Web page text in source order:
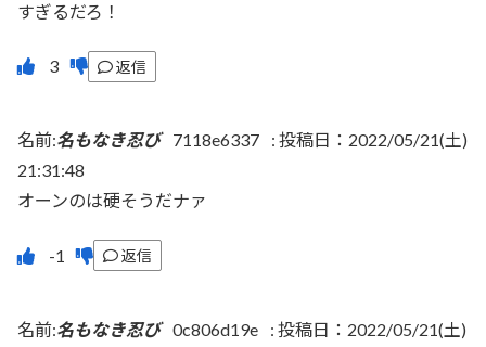
すぎるだろ！
返信
名前:名もなき忍び 7118e6337 : 投稿日：2022/05/21(土)
21:31:48
オーンのは硬そうだナァ
返信
名前:名もなき忍び 0c806d19e : 投稿日：2022/05/21(土)